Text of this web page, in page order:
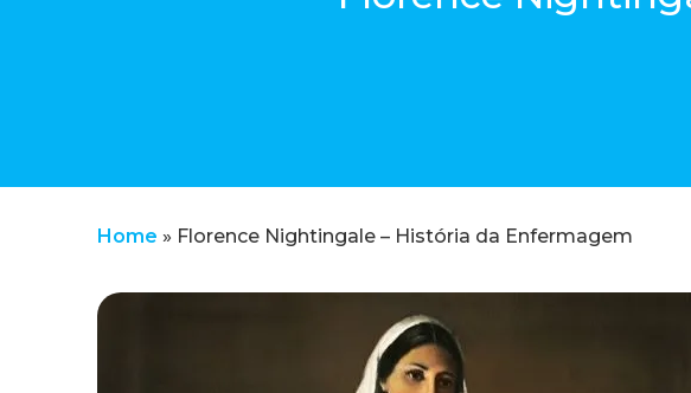
Home » Florence Nightingale – História da Enfermagem